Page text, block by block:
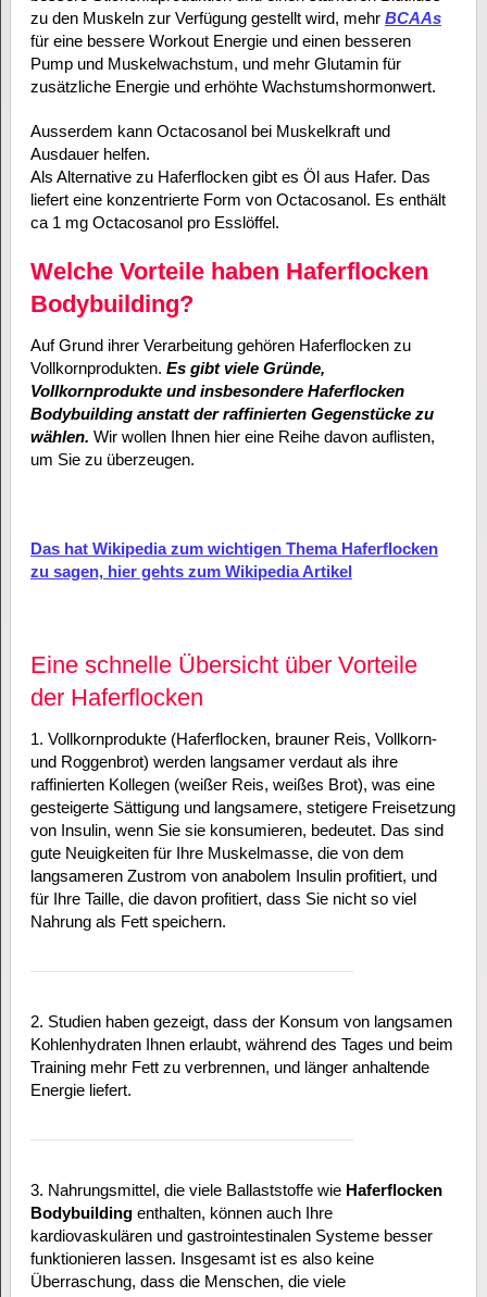
zu den Muskeln zur Verfügung gestellt wird, mehr BCAAs
für eine bessere Workout Energie und einen besseren
Pump und Muskelwachstum, und mehr Glutamin für
zusätzliche Energie und erhöhte Wachstumshormonwert.
Ausserdem kann Octacosanol bei Muskelkraft und
Ausdauer helfen.
Als Alternative zu Haferflocken gibt es Öl aus Hafer. Das
liefert eine konzentrierte Form von Octacosanol. Es enthält
ca 1 mg Octacosanol pro Esslöffel.
Welche Vorteile haben Haferflocken
Bodybuilding?
Auf Grund ihrer Verarbeitung gehören Haferflocken zu
Vollkornprodukten. Es gibt viele Gründe,
Vollkornprodukte und insbesondere Haferflocken
Bodybuilding anstatt der raffinierten Gegenstücke zu
wählen. Wir wollen Ihnen hier eine Reihe davon auflisten,
um Sie zu überzeugen.
Das hat Wikipedia zum wichtigen Thema Haferflocken
zu sagen, hier gehts zum Wikipedia Artikel
Eine schnelle Übersicht über Vorteile
der Haferflocken
1. Vollkornprodukte (Haferflocken, brauner Reis, Vollkorn-
und Roggenbrot) werden langsamer verdaut als ihre
raffinierten Kollegen (weißer Reis, weißes Brot), was eine
gesteigerte Sättigung und langsamere, stetigere Freisetzung
von Insulin, wenn Sie sie konsumieren, bedeutet. Das sind
gute Neuigkeiten für Ihre Muskelmasse, die von dem
langsameren Zustrom von anabolem Insulin profitiert, und
für Ihre Taille, die davon profitiert, dass Sie nicht so viel
Nahrung als Fett speichern.
2. Studien haben gezeigt, dass der Konsum von langsamen
Kohlenhydraten Ihnen erlaubt, während des Tages und beim
Training mehr Fett zu verbrennen, und länger anhaltende
Energie liefert.
3. Nahrungsmittel, die viele Ballaststoffe wie Haferflocken
Bodybuildingenthalten, können auch Ihre
kardiovaskulären und gastrointestinalen Systeme besser
funktionieren lassen. Insgesamt ist es also keine
Überraschung, dass die Menschen, die viele